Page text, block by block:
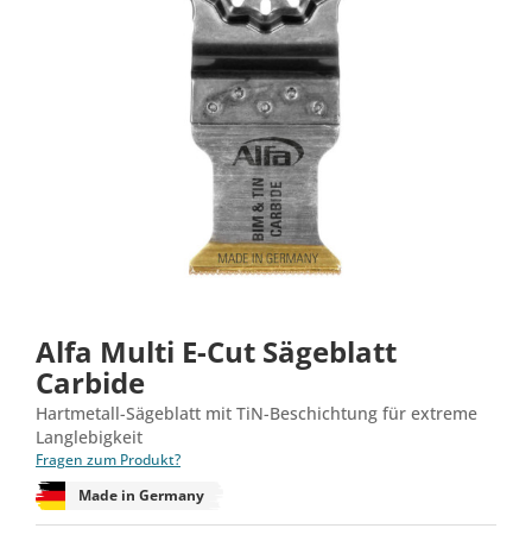
Alfa Multi E-Cut Sägeblatt
Carbide
Hartmetall-Sägeblatt mit TiN-Beschichtung für extreme
Langlebigkeit
Fragen zum Produkt?
Made in Germany